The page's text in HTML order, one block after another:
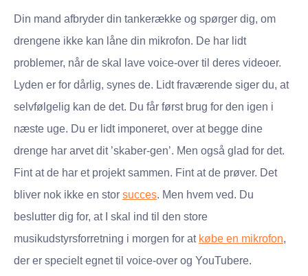
Din mand afbryder din tankerække og spørger dig, om
drengene ikke kan låne din mikrofon. De har lidt
problemer, når de skal lave voice-over til deres videoer.
Lyden er for dårlig, synes de. Lidt fraværende siger du, at
selvfølgelig kan de det. Du får først brug for den igen i
næste uge. Du er lidt imponeret, over at begge dine
drenge har arvet dit ’skaber-gen’. Men også glad for det.
Fint at de har et projekt sammen. Fint at de prøver. Det
bliver nok ikke en stor succes. Men hvem ved. Du
beslutter dig for, at I skal ind til den store
musikudstyrsforretning i morgen for at købe en mikrofon,
der er specielt egnet til voice-over og YouTubere.